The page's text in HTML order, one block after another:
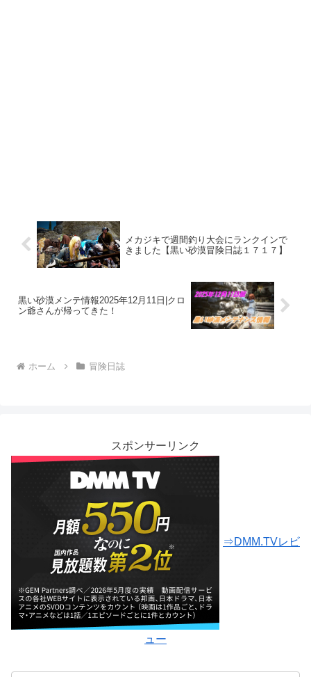
メカジキで週間釣り大会にランクインで
きました【黒い砂漠冒険日誌１７１７】
黒い砂漠メンテ情報2025年12月11日|クロ
ン爺さんが帰ってきた！
ホーム 冒険日誌
スポンサーリンク
⇒DMM.TVレビ
ュー